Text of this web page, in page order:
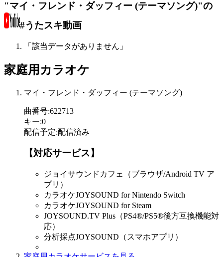
"マイ・フレンド・ダッフィー (テーマソング)"の
#うたスキ動画
「該当データがありません」
家庭用カラオケ
マイ・フレンド・ダッフィー (テーマソング)
曲番号:622713
キー:0
配信予定:配信済み
【対応サービス】
ジョイサウンドカフェ（ブラウザ/Android TV ア
プリ）
カラオケJOYSOUND for Nintendo Switch
カラオケJOYSOUND for Steam
JOYSOUND.TV Plus（PS4®/PS5®後方互換機能対
応）
分析採点JOYSOUND（スマホアプリ）